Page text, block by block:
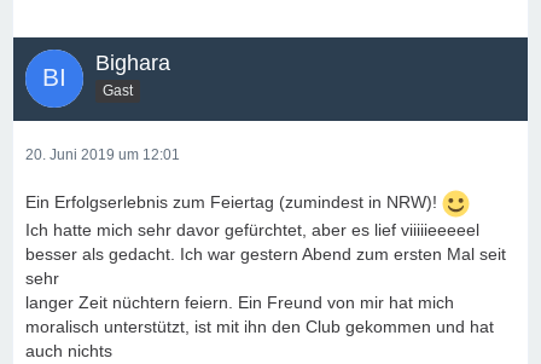
Bighara
Gast
20. Juni 2019 um 12:01
Ein Erfolgserlebnis zum Feiertag (zumindest in NRW)!
Ich hatte mich sehr davor gefürchtet, aber es lief viiiiieeeeel
besser als gedacht. Ich war gestern Abend zum ersten Mal seit
sehr
langer Zeit nüchtern feiern. Ein Freund von mir hat mich
moralisch unterstützt, ist mit ihn den Club gekommen und hat
auch nichts